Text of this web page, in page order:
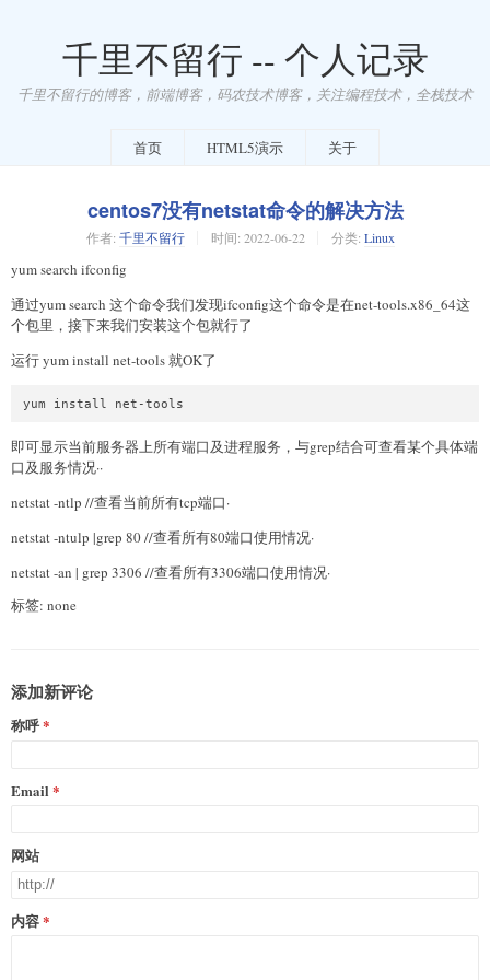
千里不留行 -- 个人记录
千里不留行的博客，前端博客，码农技术博客，关注编程技术，全栈技术
首页 HTML5演示 关于
centos7没有netstat命令的解决方法
作者: 千里不留行 时间: 2022-06-22 分类: Linux
yum search ifconfig
通过yum search 这个命令我们发现ifconfig这个命令是在net-tools.x86_64这
个包里，接下来我们安装这个包就行了
运行 yum install net-tools 就OK了
即可显示当前服务器上所有端口及进程服务，与grep结合可查看某个具体端
口及服务情况··
netstat -ntlp //查看当前所有tcp端口·
netstat -ntulp |grep 80 //查看所有80端口使用情况·
netstat -an | grep 3306 //查看所有3306端口使用情况·
标签: none
添加新评论
称呼
Email
网站
内容